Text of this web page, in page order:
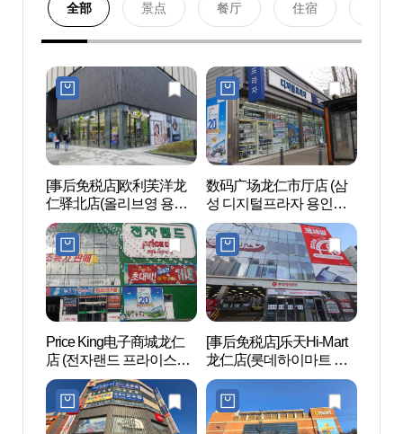
全部 景点 餐厅 住宿
[事后免税店]欧利芙洋龙
仁驿北店(올리브영 용인
역북점)
数码广场龙仁市厅店 (삼
성 디지털프라자 용인시
청점)
Price King电子商城龙仁
店 (전자랜드 프라이스킹
용인점)
[事后免税店]乐天Hi-Mart
龙仁店(롯데하이마트 용
인점)